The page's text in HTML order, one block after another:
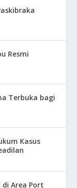
Resmi
Terbuka bagi
Kasus
di Area Port